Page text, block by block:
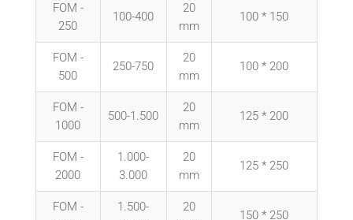
FOM -
250
100-400
20
mm
100 * 150
FOM -
500
250-750
20
mm
100 * 200
FOM -
1000
500-1.500
20
mm
125 * 200
FOM -
2000
1.000-
3.000
20
mm
125 * 250
FOM -
1.500-
20
150 * 250